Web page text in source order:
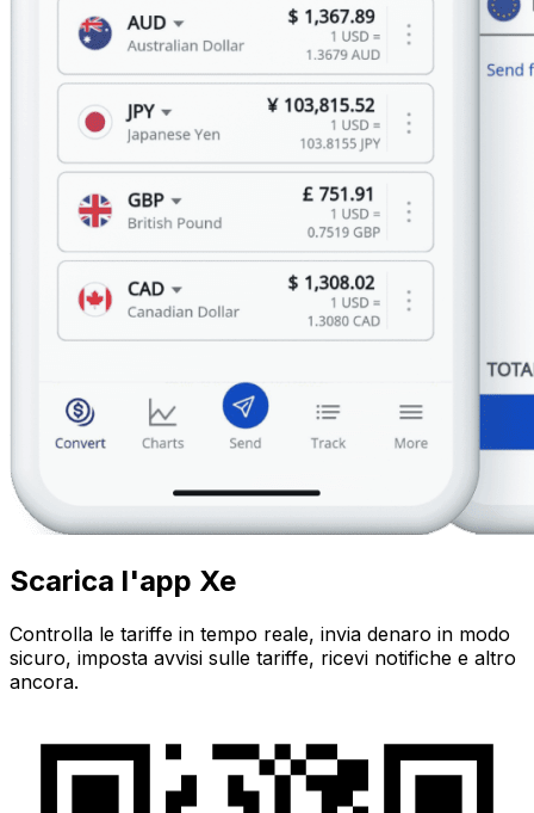
Scarica l'app Xe
Controlla le tariffe in tempo reale, invia denaro in modo
sicuro, imposta avvisi sulle tariffe, ricevi notifiche e altro
ancora.